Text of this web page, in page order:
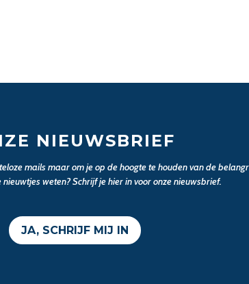
NIEUWSBRIEF
mails maar om je op de hoogte te houden van de
weten? Schrijf je hier in voor onze nieuwsbrief.
JA, SCHRIJF MIJ IN